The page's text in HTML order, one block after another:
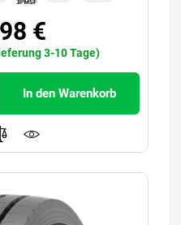
€
3-10 Tage)
In den Warenkorb